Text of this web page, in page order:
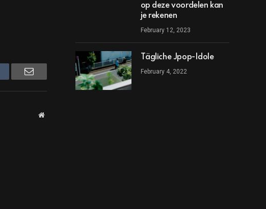
Email
Website
op deze voordelen kan
je rekenen
February 12, 2023
Tägliche Jpop-Idole
February 4, 2022